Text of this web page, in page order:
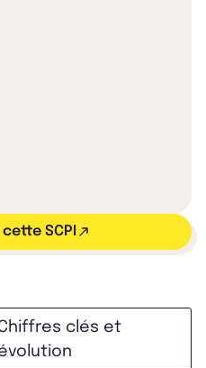
SCPI
clés et